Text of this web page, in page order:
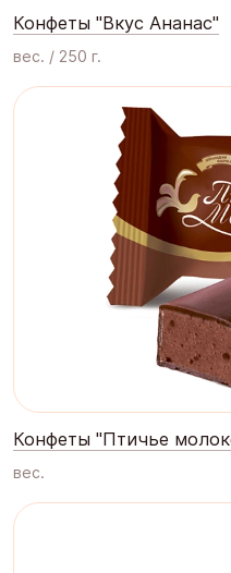
Конфеты "Вкус Ананас"
вес. / 250 г.
Конфеты "Птичье
вес.